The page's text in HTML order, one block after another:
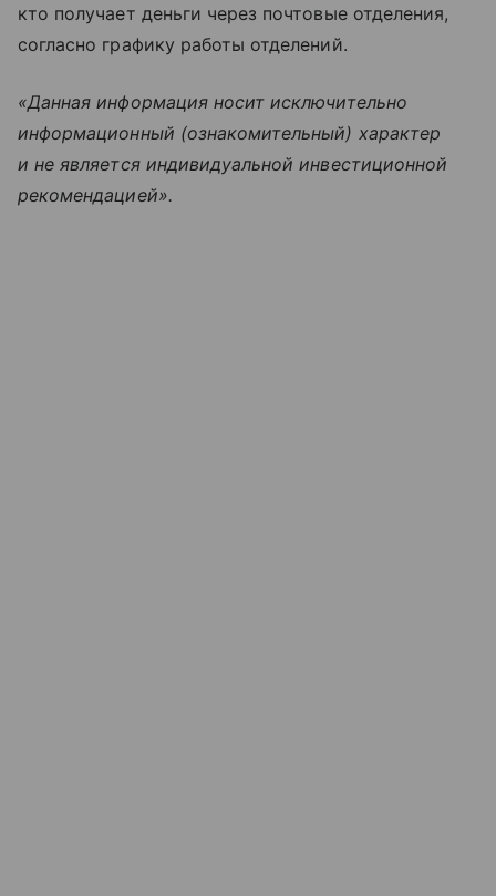
кто получает деньги через почтовые отделения,
согласно графику работы отделений.
«Данная информация носит исключительно
информационный (ознакомительный) характер
и не является индивидуальной инвестиционной
рекомендацией».